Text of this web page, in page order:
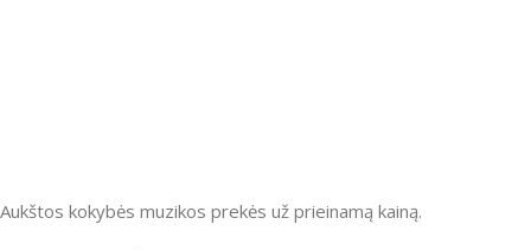
Aukštos kokybės muzikos prekės už prieinamą kainą.